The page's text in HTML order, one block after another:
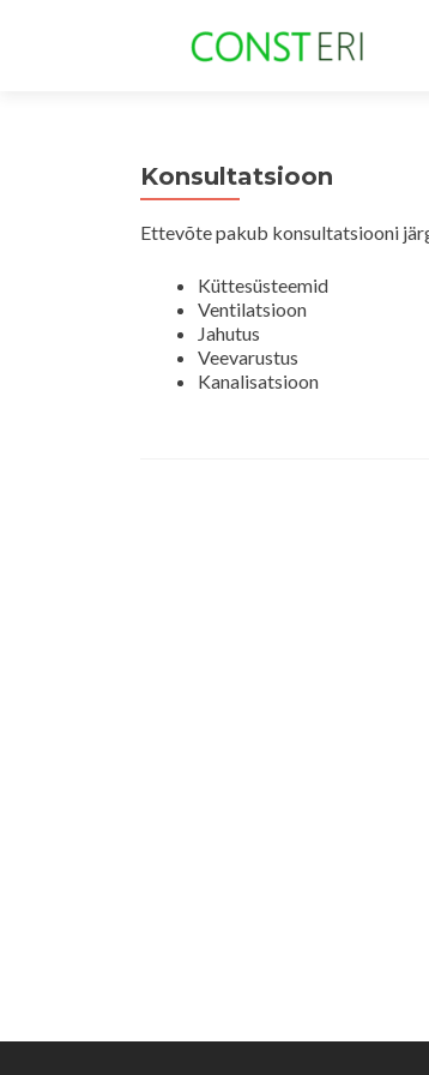
Konsultatsioon
Ettevõte pakub konsultatsiooni
Küttesüsteemid
Ventilatsioon
Jahutus
Veevarustus
Kanalisatsioon